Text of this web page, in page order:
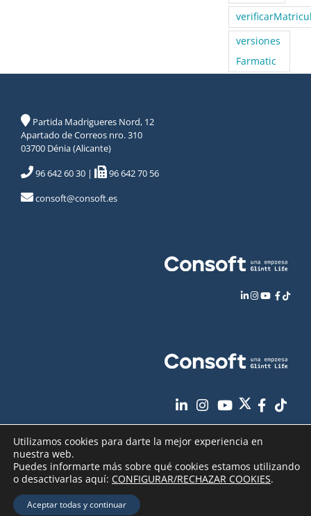
versiones
Farmatic
Partida Madrigueres Nord, 12
Apartado de Correos nro. 310
03700 Dénia (Alicante)
96 642 60 30 |
96 642 70 56
consoft@consoft.es
Copyright2026 - Consoft |Aviso Legal
Política de Cookies|Seguridad de sus datos
Utilizamos cookies para darte la mejor experiencia en
nuestra web.
Puedes informarte más sobre qué cookies estamos utilizando
o desactivarlas aquí: CONFIGURAR/RECHAZAR COOKIES.
Aceptar todas y continuar